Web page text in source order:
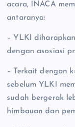
acara, INACA
antaranya:
– YLKI
dengan asosiasi
– Terkait dengan
sebelum YLKI
sudah bergerak
himbauan dan